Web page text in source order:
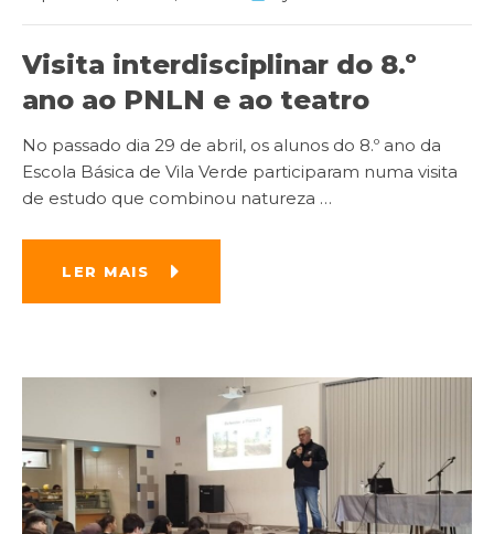
Visita interdisciplinar do 8.º
ano ao PNLN e ao teatro
No passado dia 29 de abril, os alunos do 8.º ano da
Escola Básica de Vila Verde participaram numa visita
de estudo que combinou natureza …
LER MAIS